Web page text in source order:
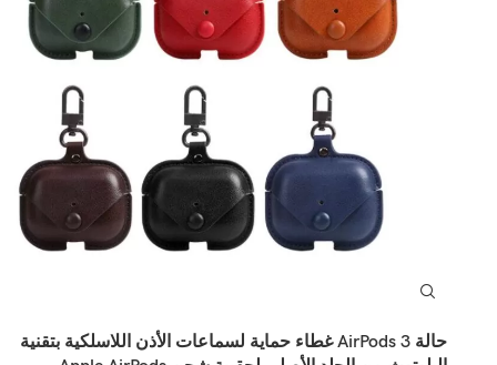
حالة AirPods 3 غطاء حماية لسماعات الأذن اللاسلكية بتقنية